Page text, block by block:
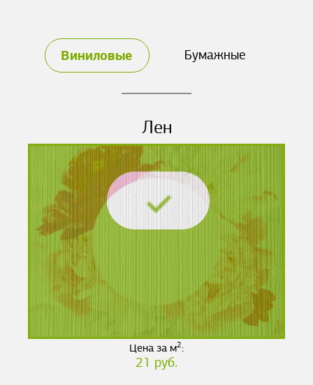
Виниловые Бумажные
Лен
Цена за м2:
21 руб.